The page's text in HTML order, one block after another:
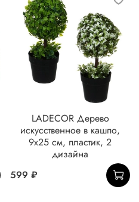
LADECOR Дерево
искусственное в кашпо,
9х25 см, пластик, 2
дизайна
599 ₽